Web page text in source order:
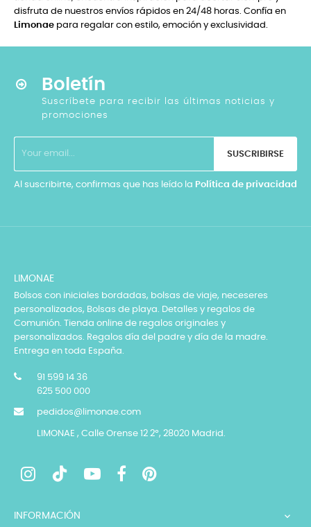
disfruta de nuestros envíos rápidos en 24/48 horas. Confía en
Limonae para regalar con estilo, emoción y exclusividad.
Boletín
Suscríbete para recibir las últimas noticias y
promociones
SUSCRIBIRSE
Al suscribirte, confirmas que has leído la Política de privacidad
LIMONAE
Bolsos con iniciales bordadas, bolsas de viaje, neceseres
personalizados, Bolsas de playa. Detalles y regalos de
Comunión. Tienda online de regalos originales y
personalizados. Regalos día del padre y día de la madre.
Entrega en toda España.
91 599 14 36
625 500 000
pedidos@limonae.com
LIMONAE , Calle Orense 12 2º, 28020 Madrid.
INFORMACIÓN 